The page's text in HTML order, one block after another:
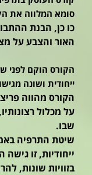
סומא המלווה את
כו כן, הבנת
האור והצבע על
הקורס הוקם לפני
ייחודית ושונה
הקורס מהווה
על מכלול
שבו.
שיטת התרפיה
ייחודיות, זו
בזוויות שונות,